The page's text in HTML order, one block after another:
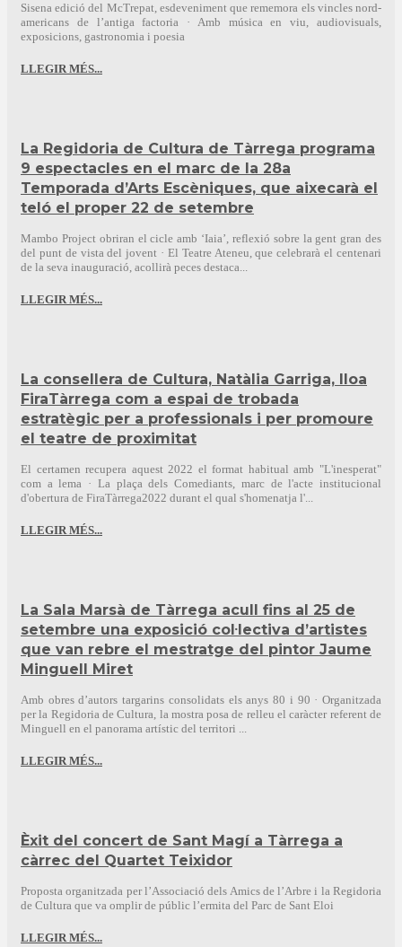
Sisena edició del McTrepat, esdeveniment que rememora els vincles nord-
americans de l’antiga factoria · Amb música en viu, audiovisuals,
exposicions, gastronomia i poesia
LLEGIR MÉS...
La Regidoria de Cultura de Tàrrega programa
9 espectacles en el marc de la 28a
Temporada d’Arts Escèniques, que aixecarà el
teló el proper 22 de setembre
Mambo Project obriran el cicle amb ‘Iaia’, reflexió sobre la gent gran des
del punt de vista del jovent · El Teatre Ateneu, que celebrarà el centenari
de la seva inauguració, acollirà peces destaca...
LLEGIR MÉS...
La consellera de Cultura, Natàlia Garriga, lloa
FiraTàrrega com a espai de trobada
estratègic per a professionals i per promoure
el teatre de proximitat
El certamen recupera aquest 2022 el format habitual amb "L'inesperat"
com a lema · La plaça dels Comediants, marc de l'acte institucional
d'obertura de FiraTàrrega2022 durant el qual s'homenatja l'...
LLEGIR MÉS...
La Sala Marsà de Tàrrega acull fins al 25 de
setembre una exposició col·lectiva d’artistes
que van rebre el mestratge del pintor Jaume
Minguell Miret
Amb obres d’autors targarins consolidats els anys 80 i 90 · Organitzada
per la Regidoria de Cultura, la mostra posa de relleu el caràcter referent de
Minguell en el panorama artístic del territori ...
LLEGIR MÉS...
Èxit del concert de Sant Magí a Tàrrega a
càrrec del Quartet Teixidor
Proposta organitzada per l’Associació dels Amics de l’Arbre i la Regidoria
de Cultura que va omplir de públic l’ermita del Parc de Sant Eloi
LLEGIR MÉS...